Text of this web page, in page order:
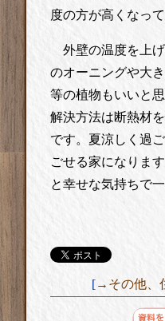
度の方が高くなっ
外壁の温度を上
のオーニングや大
等の植物もいいと
解決方法は断熱材
です。夏涼しく過
ごせる家になりま
と幸せな気持ちで
[→その他、